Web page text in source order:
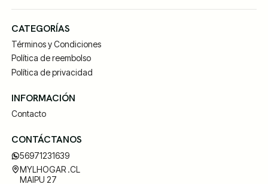
CATEGORÍAS
Términos y Condiciones
Política de reembolso
Política de privacidad
INFORMACIÓN
Contacto
CONTÁCTANOS
56971231639
MYLHOGAR .CL
MAIPU 27